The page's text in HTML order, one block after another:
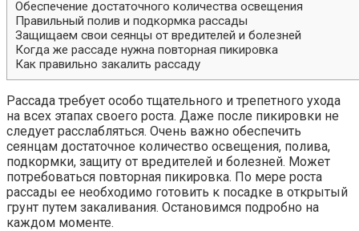
Обеспечение достаточного количества освещения
Правильный полив и подкормка рассады
Защищаем свои сеянцы от вредителей и болезней
Когда же рассаде нужна повторная пикировка
Как правильно закалить рассаду
Рассада требует особо тщательного и трепетного ухода
на всех этапах своего роста. Даже после пикировки не
следует расслабляться. Очень важно обеспечить
сеянцам достаточное количество освещения, полива,
подкормки, защиту от вредителей и болезней. Может
потребоваться повторная пикировка. По мере роста
рассады ее необходимо готовить к посадке в открытый
грунт путем закаливания. Остановимся подробно на
каждом моменте.